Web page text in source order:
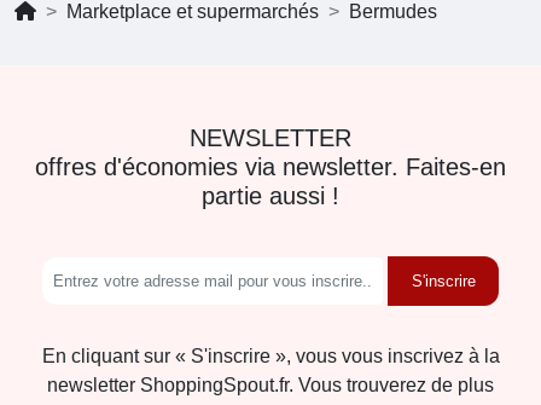
Marketplace et supermarchés Bermudes
NEWSLETTER
offres d'économies via newsletter. Faites-en
partie aussi !
S'inscrire
En cliquant sur « S'inscrire », vous vous inscrivez à la
newsletter ShoppingSpout.fr. Vous trouverez de plus